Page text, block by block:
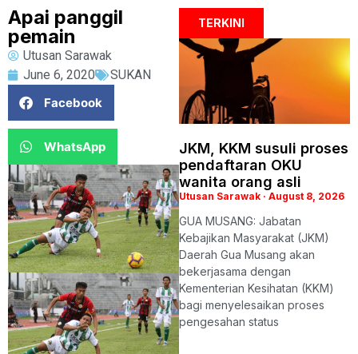
Apai panggil
pemain
Utusan Sarawak
June 6, 2020
SUKAN
Facebook
WhatsApp
TERKINI
JKM, KKM susuli proses
pendaftaran OKU
wanita orang asli
Utusan Sarawak August 8, 2026
GUA MUSANG: Jabatan
Kebajikan Masyarakat (JKM)
Daerah Gua Musang akan
bekerjasama dengan
Kementerian Kesihatan (KKM)
bagi menyelesaikan proses
pengesahan status